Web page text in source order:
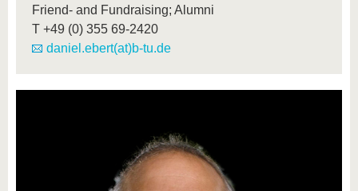
Friend- and Fundraising; Alumni
T +49 (0) 355 69-2420
daniel.ebert(at)b-tu.de